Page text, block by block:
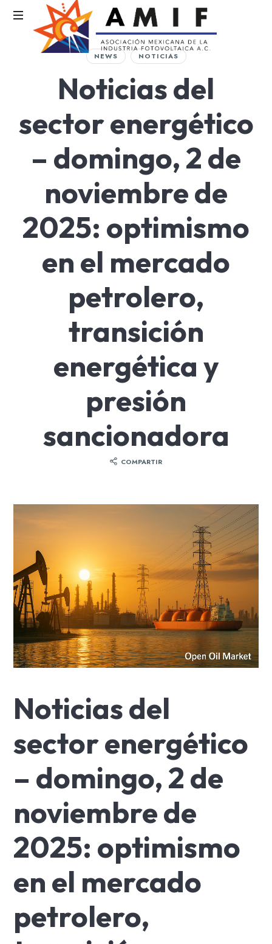
AMIF
Fotovoltaica
NEWS NOTICIAS
Noticias del
sector energético
– domingo, 2 de
noviembre de
2025: optimismo
en el mercado
petrolero,
transición
energética y
presión
sancionadora
COMPARTIR
Noticias del
sector energético
– domingo, 2 de
noviembre de
2025: optimismo
en el mercado
petrolero,